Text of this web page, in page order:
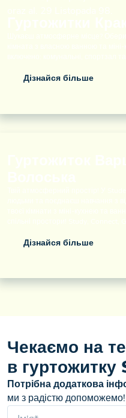
Дізнайся більше
Дізнайся більше
Чекаємо на
в
Потрібна додаткова
ми з радістю допоможемо!